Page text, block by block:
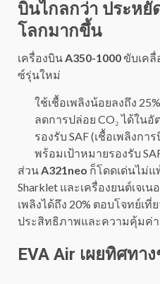
บินไกลกว่า ประหยั
โลกมากขึ้น
เครื่องบินA350-1000ขับเคลื่
ซ์รุ่นใหม่
ใช้เชื้อเพลิงน้อยลงถึง 25%
ลดการปล่อย CO₂ ได้ในอั
รองรับ SAF (เชื้อเพลิงกา
พร้อมเป้าหมายรองรับ
ส่วนA321neo ก็โดดเด่นไม่
Sharklet และเครื่องยนต์เจเ
เพลิงได้ถึง 20% ตอบโจทย์เ
ประสิทธิภาพและความคุ้มค่า
EVA Air เผยทิศทา